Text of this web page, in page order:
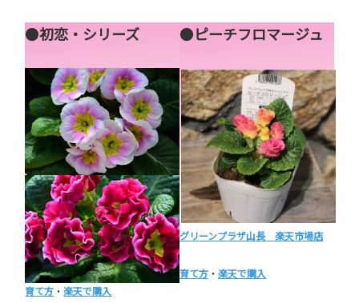
●初恋・シリーズ
育て方 ・楽天で購入
●ピーチフロマージュ
グリーンプラザ山長 楽天市場店
育て方 ・ 楽天で購入